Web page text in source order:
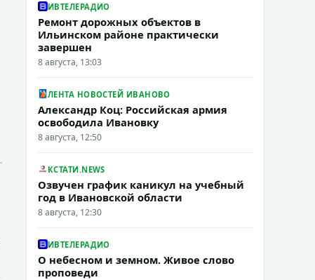
ИВТЕЛЕРАДИО
Ремонт дорожных объектов в
Ильинском районе практически
завершен
8 августа, 13:03
ЛЕНТА НОВОСТЕЙ ИВАНОВО
Александр Коц: Российская армия
освободила Ивановку
8 августа, 12:50
КСТАТИ.NEWS
Озвучен график каникул на учебный
год в Ивановской области
8 августа, 12:30
ИВТЕЛЕРАДИО
О небесном и земном. Живое слово
проповеди